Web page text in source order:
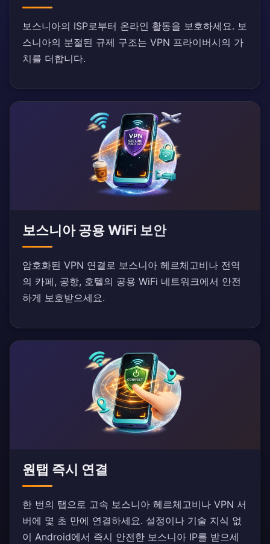
보스니아의 ISP로부터 온라인 활동을 보호하세요. 보
스니아의 분절된 규제 구조는 VPN 프라이버시의 가
치를 더합니다.
보스니아 공용 WiFi 보안
암호화된 VPN 연결로 보스니아 헤르체고비나 전역
의 카페, 공항, 호텔의 공용 WiFi 네트워크에서 안전
하게 보호받으세요.
원탭 즉시 연결
한 번의 탭으로 고속 보스니아 헤르체고비나 VPN 서
버에 몇 초 만에 연결하세요. 설정이나 기술 지식 없
이 Android에서 즉시 안전한 보스니아 IP를 받으세